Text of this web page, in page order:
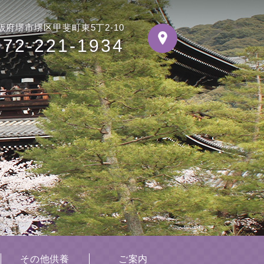
府堺市堺区甲斐町東5丁2-10
221-1934
その他供養 ご案内